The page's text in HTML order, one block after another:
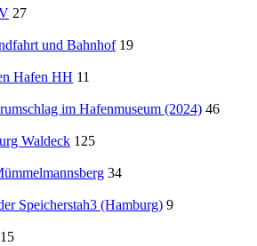
27
und Bahnhof 19
Hafen HH 11
im Hafenmuseum (2024) 46
Waldeck 125
34
Speicherstah3 (Hamburg) 9
15